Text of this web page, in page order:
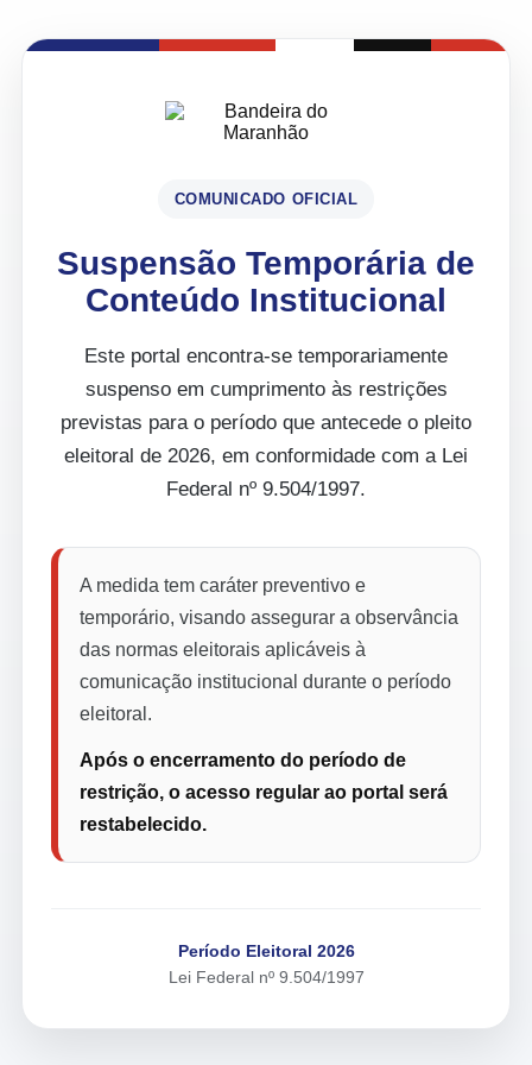
COMUNICADO OFICIAL
Suspensão Temporária de
Conteúdo Institucional
Este portal encontra-se temporariamente
suspenso em cumprimento às restrições
previstas para o período que antecede o pleito
eleitoral de 2026, em conformidade com a Lei
Federal nº 9.504/1997.
A medida tem caráter preventivo e
temporário, visando assegurar a observância
das normas eleitorais aplicáveis à
comunicação institucional durante o período
eleitoral.
Após o encerramento do período de
restrição, o acesso regular ao portal será
restabelecido.
Período Eleitoral 2026
Lei Federal nº 9.504/1997